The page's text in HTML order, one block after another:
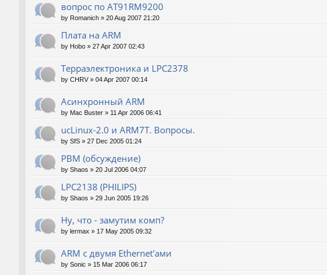
вопрос по AT91RM9200
by Romanich » 20 Aug 2007 21:20
Плата на ARM
by Hobo » 27 Apr 2007 02:43
Терраэлектроника и LPC2378
by CHRV » 04 Apr 2007 00:14
Асинхронный ARM
by Mac Buster » 11 Apr 2006 06:41
ucLinux-2.0 и ARM7T. Вопросы.
by SfS » 27 Dec 2005 01:24
РВМ (обсуждение)
by Shaos » 20 Jul 2006 04:07
LPC2138 (PHILIPS)
by Shaos » 29 Jun 2005 19:26
Ну, что - замутим комп?
by lermax » 17 May 2005 09:32
ARM с двумя Ethernet'ами
by Sonic » 15 Mar 2006 06:17